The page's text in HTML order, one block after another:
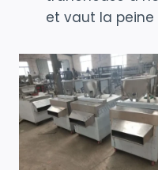
et vaut la peine